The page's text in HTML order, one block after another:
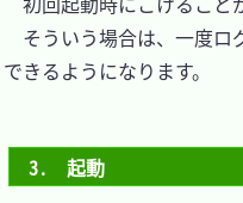
そういう場合は、一度ロ
できるようになります。
3.　起動